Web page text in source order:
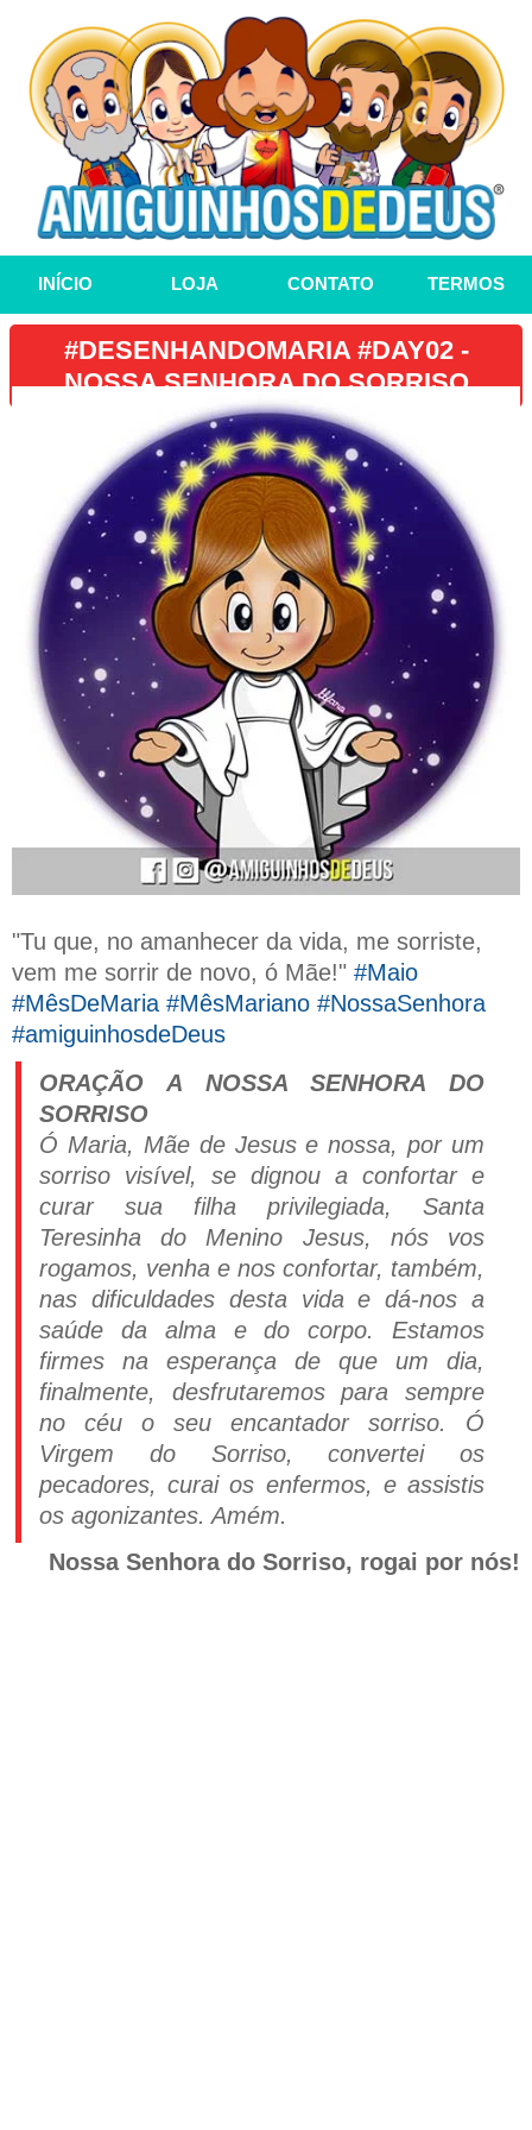
INÍCIO LOJA CONTATO TERMOS
#DESENHANDOMARIA #DAY02 -
NOSSA SENHORA DO SORRISO
"Tu que, no amanhecer da vida, me sorriste,
vem me sorrir de novo, ó Mãe!" #Maio
#MêsDeMaria #MêsMariano #NossaSenhora
#amiguinhosdeDeus
ORAÇÃO A NOSSA SENHORA DO
SORRISO
Ó Maria, Mãe de Jesus e nossa, por um
sorriso visível, se dignou a confortar e
curar sua filha privilegiada, Santa
Teresinha do Menino Jesus, nós vos
rogamos, venha e nos confortar, também,
nas dificuldades desta vida e dá-nos a
saúde da alma e do corpo. Estamos
firmes na esperança de que um dia,
finalmente, desfrutaremos para sempre
no céu o seu encantador sorriso. Ó
Virgem do Sorriso, convertei os
pecadores, curai os enfermos, e assistis
os agonizantes. Amém.
Nossa Senhora do Sorriso, rogai por nós!